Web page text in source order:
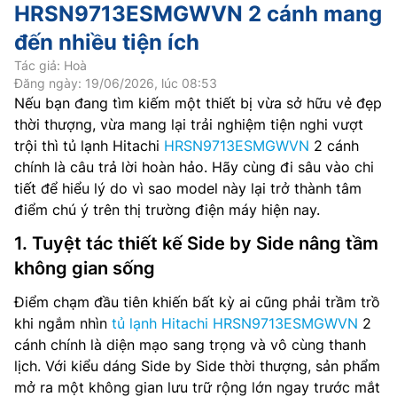
HRSN9713ESMGWVN 2 cánh mang
đến nhiều tiện ích
Tác giả: Hoà
Đăng ngày: 19/06/2026, lúc 08:53
Nếu bạn đang tìm kiếm một thiết bị vừa sở hữu vẻ đẹp
thời thượng, vừa mang lại trải nghiệm tiện nghi vượt
trội thì tủ lạnh Hitachi HRSN9713ESMGWVN 2 cánh
chính là câu trả lời hoàn hảo. Hãy cùng đi sâu vào chi
tiết để hiểu lý do vì sao model này lại trở thành tâm
điểm chú ý trên thị trường điện máy hiện nay.
1. Tuyệt tác thiết kế Side by Side nâng tầm
không gian sống
Điểm chạm đầu tiên khiến bất kỳ ai cũng phải trầm trồ
khi ngắm nhìn tủ lạnh Hitachi HRSN9713ESMGWVN 2
cánh chính là diện mạo sang trọng và vô cùng thanh
lịch. Với kiểu dáng Side by Side thời thượng, sản phẩm
mở ra một không gian lưu trữ rộng lớn ngay trước mắt